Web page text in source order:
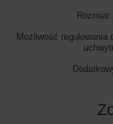
Rozmiar
Możliwość regulowania